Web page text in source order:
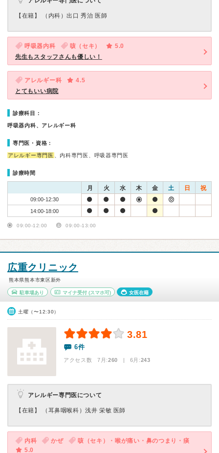
【在籍】 （内科）出口 秀治 医師
呼吸器内科 咳（セキ）
5.0
先生もスタッフさんも優しい！
アレルギー科
4.5
とてもいい病院
診療科目：
呼吸器内科、アレルギー科
専門医・資格：
アレルギー専門医 、内科専門医、呼吸器専門医
診療時間
月 火 水 木 金 土 日 祝
09:00-12:30
14:00-18:00
09:00-12:00 09:00-13:00
広重クリニック
熊本県熊本市東区新外
駐車場あり マイナ受付(スマホ可) 女医在籍
土曜（〜12:30）
3.81
6件
アクセス数 7月:260 | 6月:243
アレルギー専門医について
【在籍】 （耳鼻咽喉科）浅井 栄敏 医師
内科 かぜ
咳（セキ）・喉が痛い・鼻のつまり・痰
5.0